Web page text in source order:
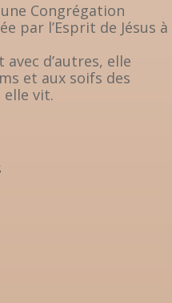
Congrégation
par l’Esprit de Jésus à
d’autres, elle
et aux soifs des
elle vit.